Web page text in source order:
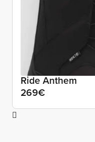
Ride Anthem
269€